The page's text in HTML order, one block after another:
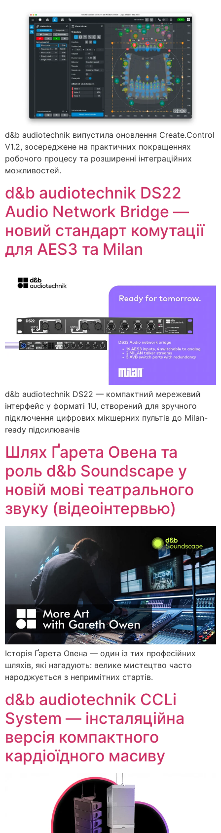
d&b audiotechnik випустила оновлення Create.Control
V1.2, зосереджене на практичних покращеннях
робочого процесу та розширенні інтеграційних
можливостей.
d&b audiotechnik DS22
Audio Network Bridge —
новий стандарт комутації
для AES3 та Milan
d&b audiotechnik DS22 — компактний мережевий
інтерфейс у форматі 1U, створений для зручного
підключення цифрових мікшерних пультів до Milan-
ready підсилювачів
Шлях Ґарета Овена та
роль d&b Soundscape у
новій мові театрального
звуку (відеоінтервью)
Історія Ґарета Овена — один із тих професійних
шляхів, які нагадують: велике мистецтво часто
народжується з непримітних стартів.
d&b audiotechnik CCLi
System — інсталяційна
версія компактного
кардіоїдного масиву